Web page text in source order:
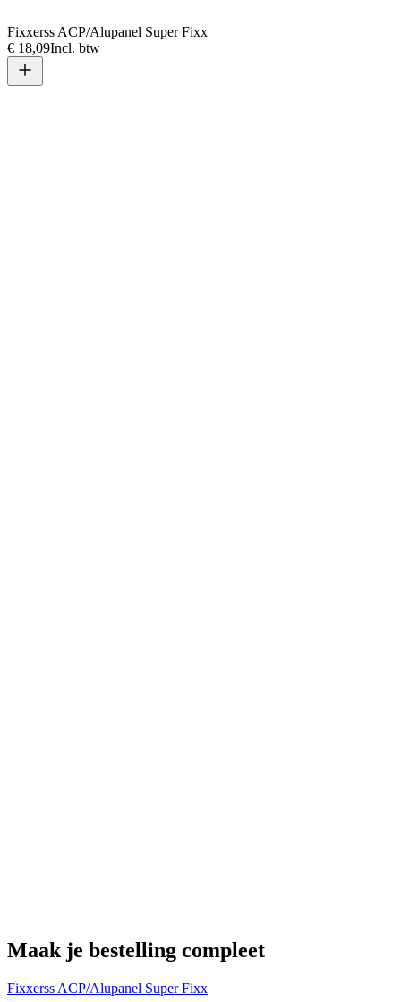
Fixxerss ACP/Alupanel Super Fixx
€ 18,09Incl. btw
Maak je bestelling compleet
Fixxerss ACP/Alupanel Super Fixx